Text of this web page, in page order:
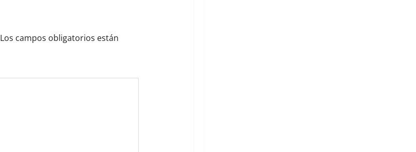
Los campos obligatorios están